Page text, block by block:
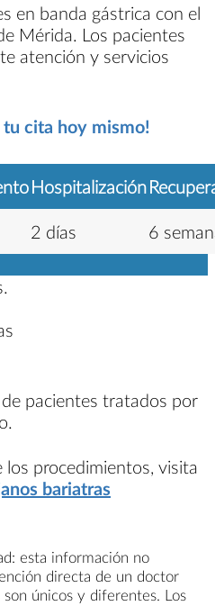
en banda gástrica con el
Mérida. Los pacientes
atención y servicios
tu cita hoy mismo!
Hospitalización
2 días
6
de pacientes tratados por
los procedimientos, visita
bariatras
esta información no
directa de un doctor
únicos y diferentes. Los